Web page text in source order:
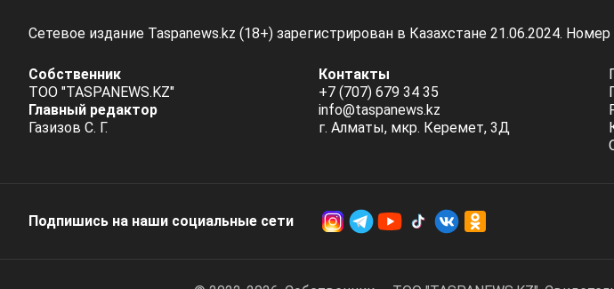
Сетевое издание Taspanews.kz (18+) зарегистрирован в Казахстане 21.06.2024.
Собственник
ТОО "TASPANEWS.KZ"
Главный редактор
Газизов С. Г.
Контакты
+7 (707) 679 34 35
info@taspanews.kz
г. Алматы, мкр. Керемет, 3Д
Подпишись на наши социальные cети